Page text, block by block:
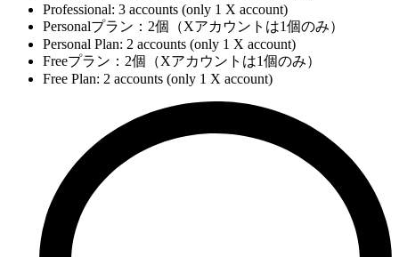
Professional: 3 accounts (only 1 X account)
Personalプラン：2個（Xアカウントは1個のみ）
Personal Plan: 2 accounts (only 1 X account)
Freeプラン：2個（Xアカウントは1個のみ）
Free Plan: 2 accounts (only 1 X account)